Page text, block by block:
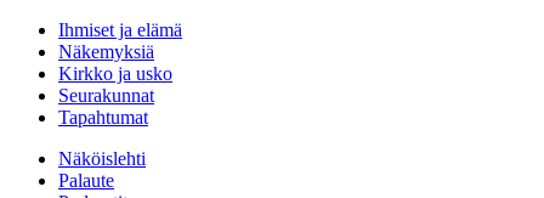
Ihmiset ja elämä
Näkemyksiä
Kirkko ja usko
Seurakunnat
Tapahtumat
Näköislehti
Palaute